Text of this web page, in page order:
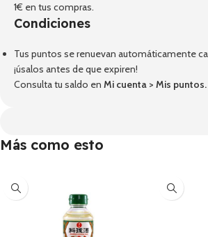
1€ en tus compras.
Condiciones
Tus puntos se renuevan automáticamente
¡úsalos antes de que expiren!
Consulta tu saldo en Mi cuenta > Mis puntos.
Más como esto